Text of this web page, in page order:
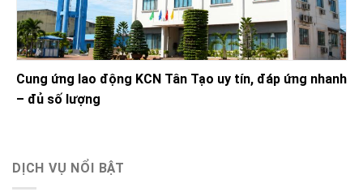
Cung ứng lao động KCN Tân Tạo uy tín, đáp ứng nhanh
– đủ số lượng
DỊCH VỤ NỔI BẬT